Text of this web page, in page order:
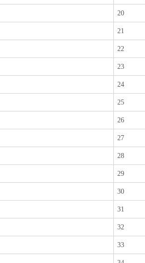
20
21
22
23
24
25
26
27
28
29
30
31
32
33